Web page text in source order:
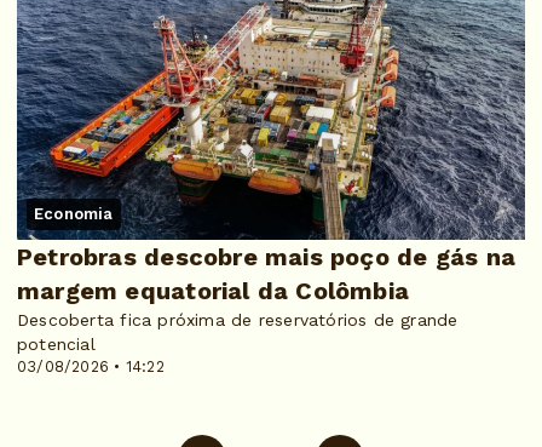
Economia
03/08/2026 • 14:22
Petrobras descobre mais poço de gás na
margem equatorial da Colômbia
Descoberta fica próxima de reservatórios de grande
potencial